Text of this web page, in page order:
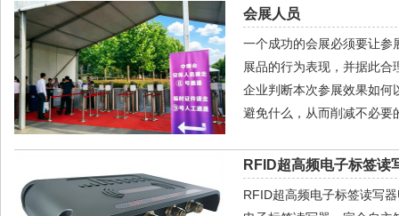
会展人员
一个成功的会展必须要让参
展品的行为表现，并据此
企业判断本次参展效果如何
避免什么，从而削减不必要
RFID超高频电子标签读
RFID超高频电子标签读写